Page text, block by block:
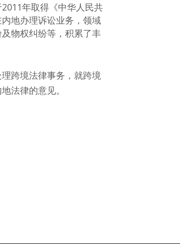
年取得《中华人民共
地办理诉讼业务，领域
物权纠纷等，积累了丰
跨境法律事务，就跨境
法律的意见。